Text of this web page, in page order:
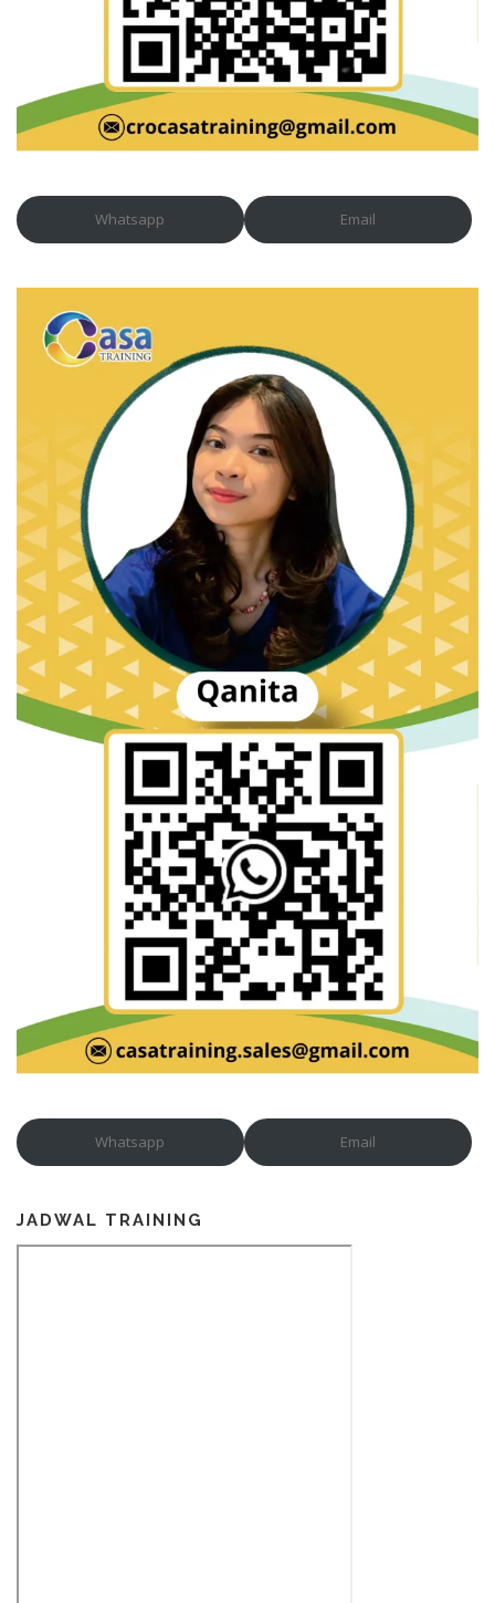
Whatsapp Email
Whatsapp Email
JADWAL TRAINING